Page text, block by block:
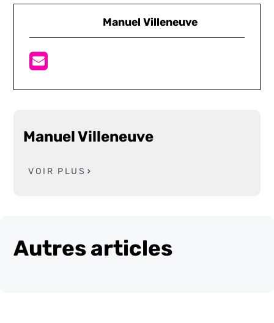
Manuel Villeneuve
Manuel Villeneuve
VOIR PLUS
Autres articles